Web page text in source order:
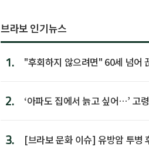
브라보 인기뉴스
1.
"후회하지 않으려면" 60세 넘어
2.
‘아파도 집에서 늙고 싶어…’ 고
3.
[브라보 문화 이슈] 유방암 투병